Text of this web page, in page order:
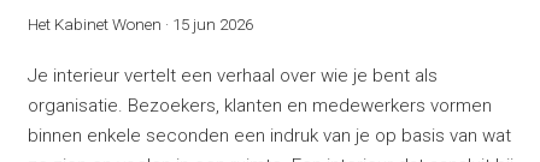
Het Kabinet Wonen · 15 jun 2026
Je interieur vertelt een verhaal over wie je bent als
organisatie. Bezoekers, klanten en medewerkers vormen
binnen enkele seconden een indruk van je op basis van wat